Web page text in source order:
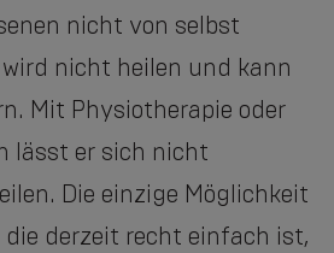
nicht von selbst
nicht heilen und kann
Mit Physiotherapie oder
lässt er sich nicht
Die einzige Möglichkeit
die derzeit recht einfach ist,